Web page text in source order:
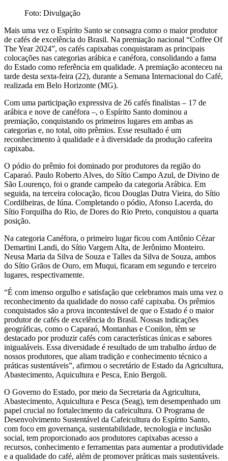
Foto: Divulgação
Mais uma vez o Espírito Santo se consagra como o maior produtor
de cafés de excelência do Brasil. Na premiação nacional “Coffee Of
The Year 2024”, os cafés capixabas conquistaram as principais
colocações nas categorias arábica e canéfora, consolidando a fama
do Estado como referência em qualidade. A premiação aconteceu na
tarde desta sexta-feira (22), durante a Semana Internacional do Café,
realizada em Belo Horizonte (MG).
Com uma participação expressiva de 26 cafés finalistas – 17 de
arábica e nove de canéfora –, o Espírito Santo dominou a
premiação, conquistando os primeiros lugares em ambas as
categorias e, no total, oito prêmios. Esse resultado é um
reconhecimento à qualidade e à diversidade da produção cafeeira
capixaba.
O pódio do prêmio foi dominado por produtores da região do
Caparaó. Paulo Roberto Alves, do Sítio Campo Azul, de Divino de
São Lourenço, foi o grande campeão da categoria Arábica. Em
seguida, na terceira colocação, ficou Douglas Dutra Vieira, do Sítio
Cordilheiras, de Iúna. Completando o pódio, Afonso Lacerda, do
Sítio Forquilha do Rio, de Dores do Rio Preto, conquistou a quarta
posição.
Na categoria Canéfora, o primeiro lugar ficou com Antônio Cézar
Demartini Landi, do Sítio Vargem Alta, de Jerônimo Monteiro.
Neusa Maria da Silva de Souza e Talles da Silva de Souza, ambos
do Sítio Grãos de Ouro, em Muqui, ficaram em segundo e terceiro
lugares, respectivamente.
“É com imenso orgulho e satisfação que celebramos mais uma vez o
reconhecimento da qualidade do nosso café capixaba. Os prêmios
conquistados são a prova incontestável de que o Estado é o maior
produtor de cafés de excelência do Brasil. Nossas indicações
geográficas, como o Caparaó, Montanhas e Conilon, têm se
destacado por produzir cafés com características únicas e sabores
inigualáveis. Essa diversidade é resultado de um trabalho árduo de
nossos produtores, que aliam tradição e conhecimento técnico a
práticas sustentáveis”, afirmou o secretário de Estado da Agricultura,
Abastecimento, Aquicultura e Pesca, Enio Bergoli.
O Governo do Estado, por meio da Secretaria da Agricultura,
Abastecimento, Aquicultura e Pesca (Seag), tem desempenhado um
papel crucial no fortalecimento da cafeicultura. O Programa de
Desenvolvimento Sustentável da Cafeicultura do Espírito Santo,
com foco em governança, sustentabilidade, tecnologia e inclusão
social, tem proporcionado aos produtores capixabas acesso a
recursos, conhecimento e ferramentas para aumentar a produtividade
e a qualidade do café, além de promover práticas mais sustentáveis.